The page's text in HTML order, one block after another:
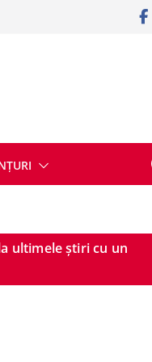
ultimele știri cu un